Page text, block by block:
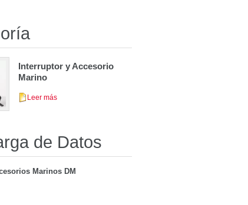
Interruptor y Accesorio
Marino
Leer más
de Datos
Marinos DM